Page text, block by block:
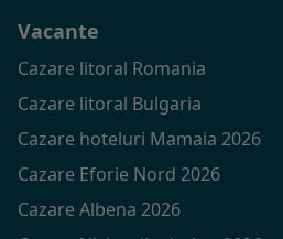
Vacante
Cazare litoral Romania
Cazare litoral Bulgaria
Cazare hoteluri Mamaia 2026
Cazare Eforie Nord 2026
Cazare Albena 2026